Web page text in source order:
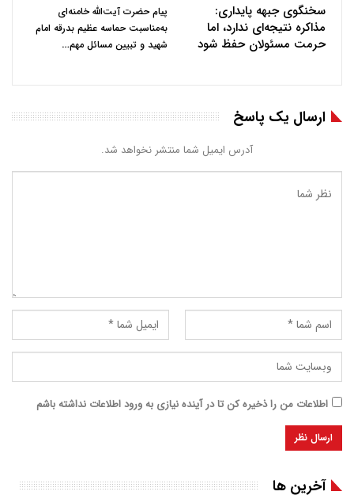
سخنگوی جبهه پایداری:
مذاکره نتیجه‌ای ندارد، اما
حرمت مسئولان حفظ شود
پیام حضرت آیت‌الله خامنه‌ای
به‌مناسبت حماسه عظیم بدرقه امام
شهید و تبیین مسائل مهم…
ارسال یک پاسخ
آدرس ایمیل شما منتشر نخواهد شد.
اطلاعات من را ذخیره کن تا در آینده نیازی به ورود اطلاعات نداشته باشم
آخرین ها